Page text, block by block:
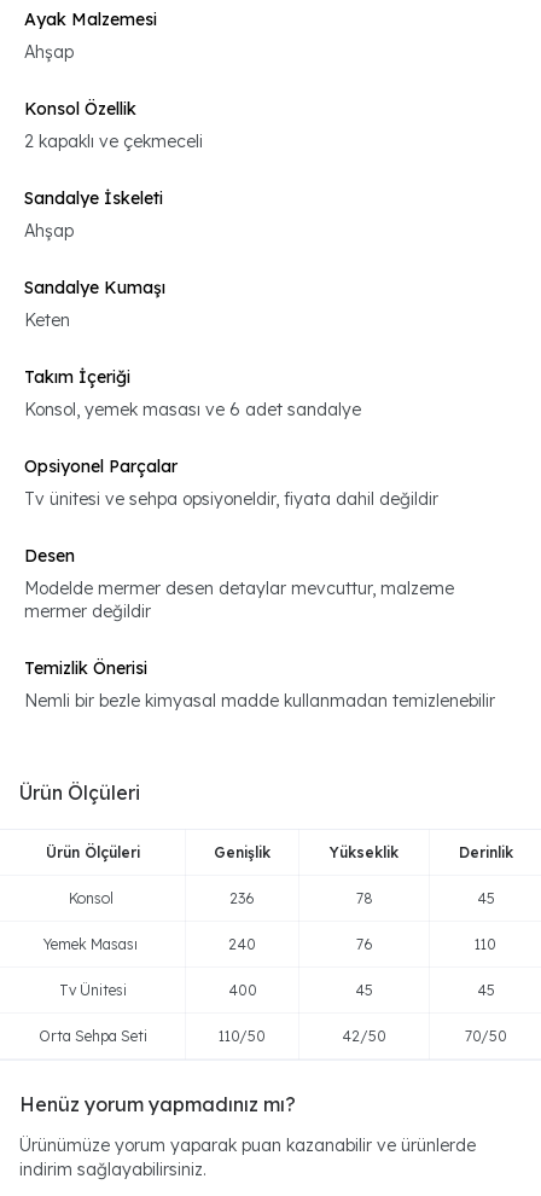
Ayak Malzemesi
Ahşap
Konsol Özellik
2 kapaklı ve çekmeceli
Sandalye İskeleti
Ahşap
Sandalye Kumaşı
Keten
Takım İçeriği
Konsol, yemek masası ve 6 adet sandalye
Opsiyonel Parçalar
Tv ünitesi ve sehpa opsiyoneldir, fiyata dahil değildir
Desen
Modelde mermer desen detaylar mevcuttur, malzeme
mermer değildir
Temizlik Önerisi
Nemli bir bezle kimyasal madde kullanmadan temizlenebilir
Ürün Ölçüleri
Ürün Ölçüleri Genişlik Yükseklik Derinlik
Konsol 236 78 45
Yemek Masası 240 76 110
Tv Ünitesi 400 45 45
Orta Sehpa Seti 110/50 42/50 70/50
Henüz yorum yapmadınız mı?
Ürünümüze yorum yaparak puan kazanabilir ve ürünlerde
indirim sağlayabilirsiniz.